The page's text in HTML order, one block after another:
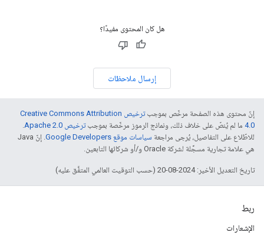
هل كان المحتوى مفيدًا؟
إرسال ملاحظات
إنّ محتوى هذه الصفحة مرخّص بموجب
ترخيص Creative Commons Attribution
4.0‏ ما لم يُنصّ على خلاف ذلك، ونماذج الرموز مرخّصة بموجبترخيص Apache 2.0‏
.
للاطّلاع على التفاصيل، يُرجى مراجعة سياسات موقع Google Developers‏
. إنّ Java
هي علامة تجارية مسجَّلة لشركة Oracle و/أو شركائها التابعين.
تاريخ التعديل الأخير: 2024-08-20 (حسب التوقيت العالمي المتفَّق عليه)
ربط
الإشعارات